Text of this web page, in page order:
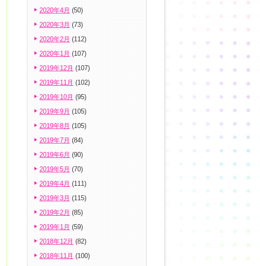
2020年4月 (50)
2020年3月 (73)
2020年2月 (112)
2020年1月 (107)
2019年12月 (107)
2019年11月 (102)
2019年10月 (95)
2019年9月 (105)
2019年8月 (105)
2019年7月 (84)
2019年6月 (90)
2019年5月 (70)
2019年4月 (111)
2019年3月 (115)
2019年2月 (85)
2019年1月 (59)
2018年12月 (82)
2018年11月 (100)